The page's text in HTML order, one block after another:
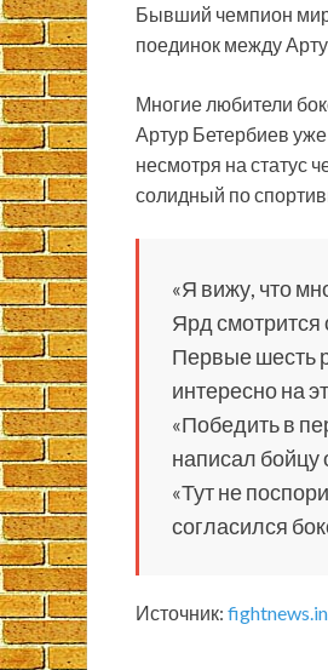
Бывший чемпион
поединок между
Многие любители
Артур Бетербиев
несмотря на статус
солидный по
«Я вижу, что
Ярд смотрится
Первые шесть
интересно на
«Победить в
написал бойцу
«Тут не
согласился
Источник: